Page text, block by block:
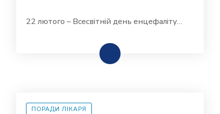
22 лютого – Всесвітній день енцефаліту…
ПОРАДИ ЛІКАРЯ